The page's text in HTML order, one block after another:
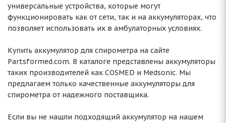
универсальные устройства, которые могут
функционировать как от сети, так и на аккумуляторах, что
позволяет использовать их в амбулаторных условиях.
Купить аккумулятор для спирометра на сайте
Partsformed.com. В каталоге представлены аккумуляторы
таких производителей как COSMED и Medsonic. Мы
предлагаем только качественные аккумуляторы для
спирометра от надежного поставщика.
Если вы не нашли подходящий аккумулятор на нашем